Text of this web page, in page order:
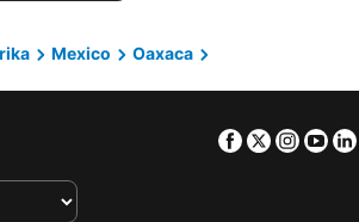
Mexico
Oaxaca
Facebook
Twitter